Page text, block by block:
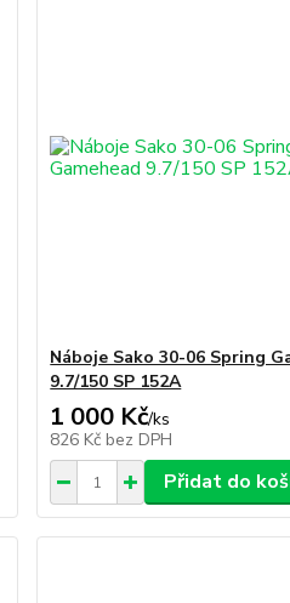
Náboje Sako 30-06 Spring
9.7/150 SP 152A
1 000 Kč/ks
826 Kč bez DPH
Přidat do